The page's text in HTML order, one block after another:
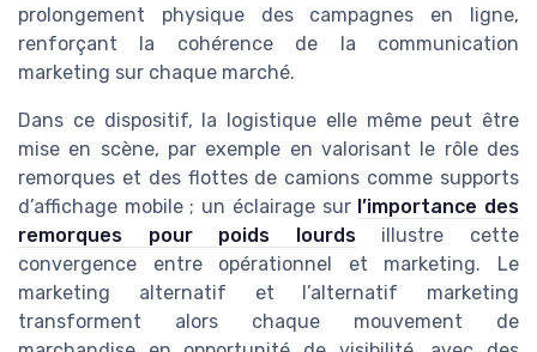
prolongement physique des campagnes en ligne,
renforçant la cohérence de la communication
marketing sur chaque marché.
Dans ce dispositif, la logistique elle même peut être
mise en scène, par exemple en valorisant le rôle des
remorques et des flottes de camions comme supports
d’affichage mobile ; un éclairage sur l’importance des
remorques pour poids lourdsillustre cette
convergence entre opérationnel et marketing. Le
marketing alternatif et l’alternatif marketing
transforment alors chaque mouvement de